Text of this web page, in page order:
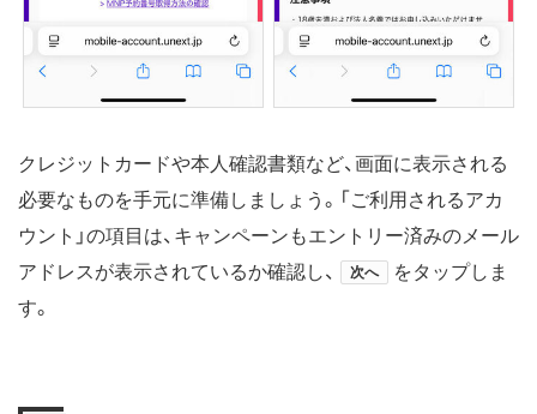
クレジットカードや本人確認書類など、画面に表示される
必要なものを手元に準備しましょう。「ご利用されるアカ
ウント」の項目は、キャンペーンもエントリー済みのメール
アドレスが表示されているか確認し、
次へ
をタップしま
す。